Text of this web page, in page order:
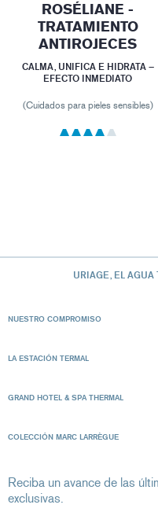
ROSÉLIANE -
TRATAMIENTO
ANTIROJECES
CALMA, UNIFICA E HIDRATA –
EFECTO INMEDIATO
(Cuidados para pieles sensibles)
URIAGE, EL AGUA
NUESTRO COMPROMISO
LA ESTACIÓN TERMAL
GRAND HOTEL & SPA THERMAL
COLECCIÓN MARC LARRÈGUE
Reciba un avance de las
exclusivas.